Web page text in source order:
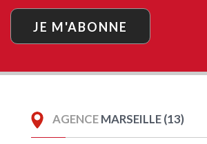
JE M'ABONNE
AGENCEMARSEILLE (13)